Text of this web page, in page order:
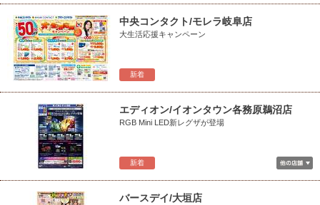
新着
中央コンタクト/モレラ岐阜店
大生活応援キャンペーン
新着
エディオン/イオンタウン各務原鵜沼店
RGB Mini LED新レグザが登場
バースデイ/大垣店